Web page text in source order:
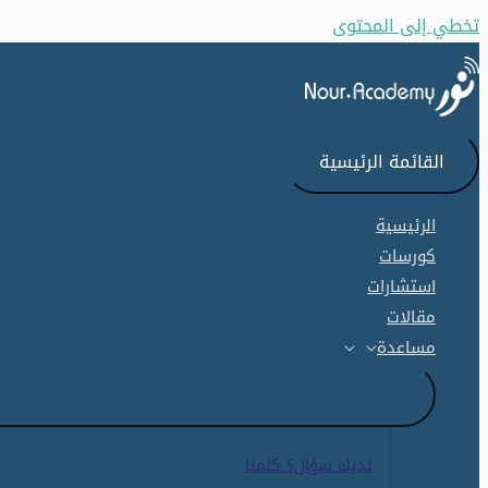
تخطي إلى المحتوى
القائمة الرئيسية
الرئيسية
كورسات
استشارات
مقالات
مساعدة
لديك سؤال؟ كلمنا